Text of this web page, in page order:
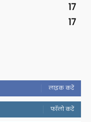
17
17
लाइक करें
फॉलो करें